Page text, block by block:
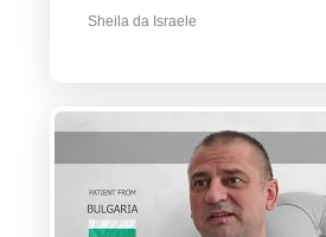
Sheila da Israele